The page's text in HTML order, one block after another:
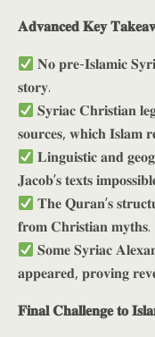
𝐀𝐝𝐯𝐚𝐧𝐜𝐞𝐝 𝐊𝐞𝐲
𝐍𝐨 𝐩𝐫𝐞-𝐈𝐬𝐥𝐚𝐦𝐢𝐜
𝐬𝐭𝐨𝐫𝐲.
𝐒𝐲𝐫𝐢𝐚𝐜 𝐂𝐡𝐫𝐢𝐬𝐭𝐢𝐚𝐧
𝐬𝐨𝐮𝐫𝐜𝐞𝐬, 𝐰𝐡𝐢𝐜𝐡 𝐈𝐬𝐥𝐚𝐦
𝐋𝐢𝐧𝐠𝐮𝐢𝐬𝐭𝐢𝐜 𝐚𝐧𝐝
𝐉𝐚𝐜𝐨𝐛’𝐬 𝐭𝐞𝐱𝐭𝐬
𝐓𝐡𝐞 𝐐𝐮𝐫𝐚𝐧’𝐬
𝐟𝐫𝐨𝐦 𝐂𝐡𝐫𝐢𝐬𝐭𝐢𝐚𝐧 𝐦𝐲𝐭𝐡𝐬.
𝐒𝐨𝐦𝐞 𝐒𝐲𝐫𝐢𝐚𝐜
𝐚𝐩𝐩𝐞𝐚𝐫𝐞𝐝, 𝐩𝐫𝐨𝐯𝐢𝐧𝐠
𝐅𝐢𝐧𝐚𝐥 𝐂𝐡𝐚𝐥𝐥𝐞𝐧𝐠𝐞 𝐭𝐨